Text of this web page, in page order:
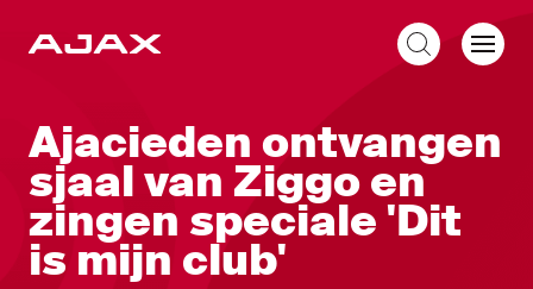
Ajacieden ontvangen
sjaal van Ziggo en
zingen speciale 'Dit
is mijn club'